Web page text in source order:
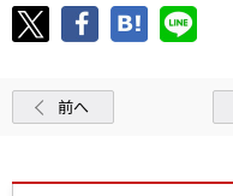
前へ